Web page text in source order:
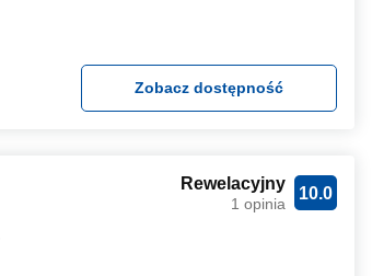
Zobacz dostępność
10.0
Rewelacyjny
1 opinia